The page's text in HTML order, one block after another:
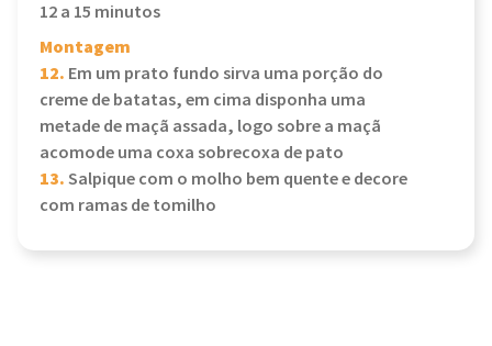
12 a 15 minutos
Montagem
12. Em um prato fundo sirva uma porção do
creme de batatas, em cima disponha uma
metade de maçã assada, logo sobre a maçã
acomode uma coxa sobrecoxa de pato
13.Salpique com o molho bem quente e decore
com ramas de tomilho